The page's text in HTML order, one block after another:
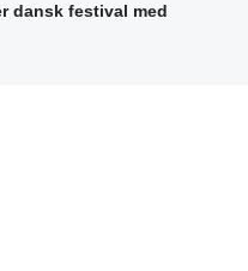
dansk festival med